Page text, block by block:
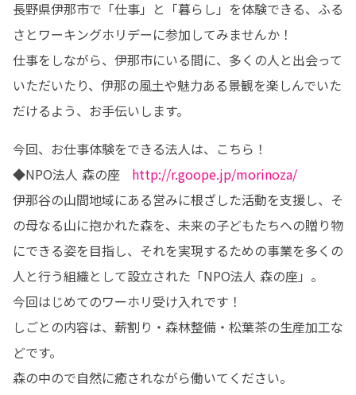
長野県伊那市で「仕事」と「暮らし」を体験できる、ふる
さとワーキングホリデーに参加してみませんか！
仕事をしながら、伊那市にいる間に、多くの人と出会って
いただいたり、伊那の風土や魅力ある景観を楽しんでいた
だけるよう、お手伝いします。
今回、お仕事体験をできる法人は、こちら！
◆NPO法人 森の座 http://r.goope.jp/morinoza/
伊那谷の山間地域にある営みに根ざした活動を支援し、そ
の母なる山に抱かれた森を、未来の子どもたちへの贈り物
にできる姿を目指し、それを実現するための事業を多くの
人と行う組織として設立された「NPO法人 森の座」。
今回はじめてのワーホリ受け入れです！
しごとの内容は、薪割り・森林整備・松葉茶の生産加工な
どです。
森の中ので自然に癒されながら働いてください。